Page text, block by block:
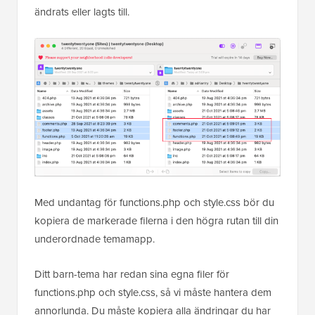
ändrats eller lagts till.
Med undantag för functions.php och style.css bör du
kopiera de markerade filerna i den högra rutan till din
underordnade temamapp.
Ditt barn-tema har redan sina egna filer för
functions.php och style.css, så vi måste hantera dem
annorlunda. Du måste kopiera alla ändringar du har